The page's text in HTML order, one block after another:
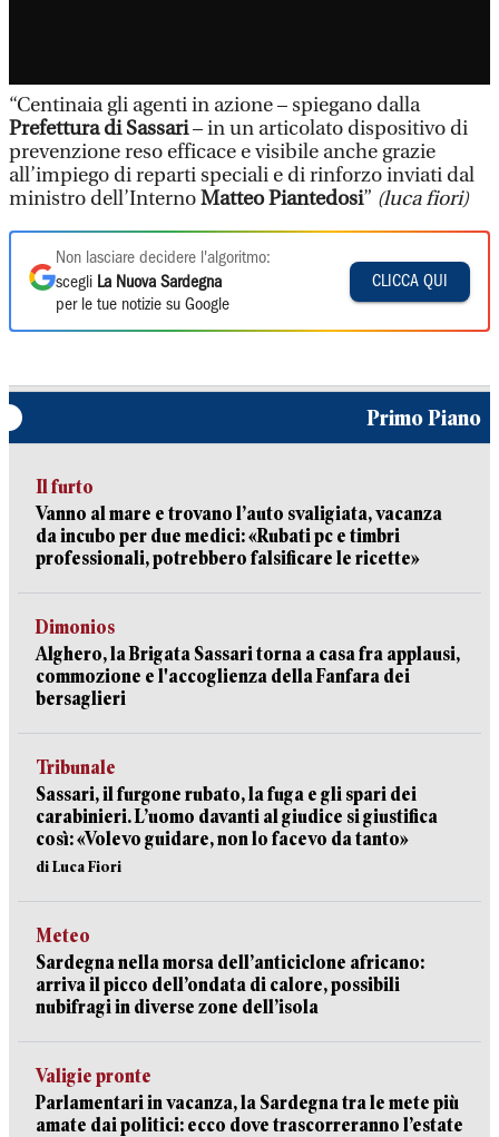
“Centinaia gli agenti in azione – spiegano dalla
Prefettura di Sassari– in un articolato dispositivo di
prevenzione reso efficace e visibile anche grazie
all’impiego di reparti speciali e di rinforzo inviati dal
ministro dell’InternoMatteo Piantedosi” (luca fiori)
Non lasciare decidere l'algoritmo:
scegli La Nuova Sardegna
per le tue notizie su Google
CLICCA QUI
Primo Piano
Il furto
Vanno al mare e trovano l’auto svaligiata, vacanza
da incubo per due medici: «Rubati pc e timbri
professionali, potrebbero falsificare le ricette»
Dimonios
Alghero, la Brigata Sassari torna a casa fra applausi,
commozione e l'accoglienza della Fanfara dei
bersaglieri
Tribunale
Sassari, il furgone rubato, la fuga e gli spari dei
carabinieri. L’uomo davanti al giudice si giustifica
così: «Volevo guidare, non lo facevo da tanto»
di Luca Fiori
Meteo
Sardegna nella morsa dell’anticiclone africano:
arriva il picco dell’ondata di calore, possibili
nubifragi in diverse zone dell’isola
Valigie pronte
Parlamentari in vacanza, la Sardegna tra le mete più
amate dai politici: ecco dove trascorreranno l’estate